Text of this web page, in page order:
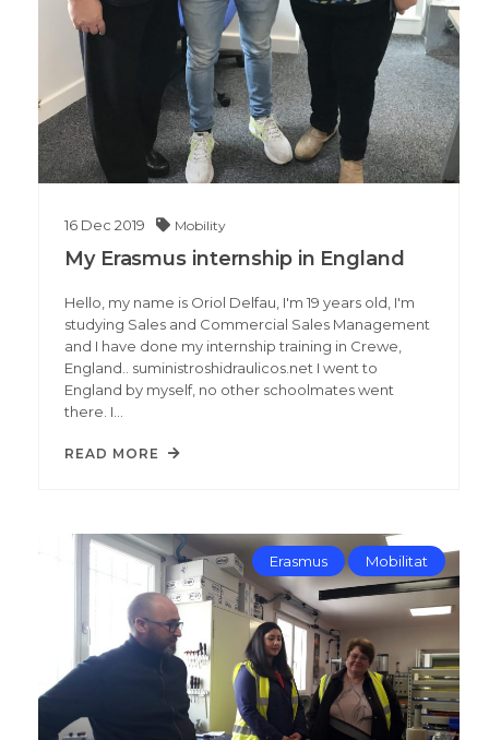
16 Dec 2019 Mobility
My Erasmus internship in England
Hello, my name is Oriol Delfau, I'm 19 years old, I'm
studying Sales and Commercial Sales Management
and I have done my internship training in Crewe,
England.. suministroshidraulicos.net I went to
England by myself, no other schoolmates went
there. I…
READ MORE
Erasmus Mobilitat